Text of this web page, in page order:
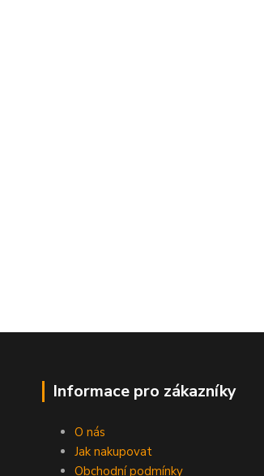
Informace pro zákazníky
O nás
Jak nakupovat
Obchodní podmínky